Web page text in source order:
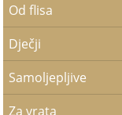
Od flisa
Dječji
Samoljepljive
Za vrata